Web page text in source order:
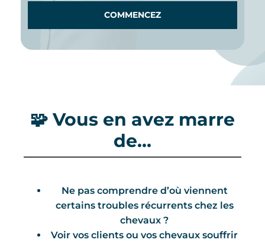
COMMENCEZ
🧩 Vous en avez marre
de…
Ne pas comprendre d’où viennent
certains troubles récurrents chez les
chevaux ?
Voir vos clients ou vos chevaux souffrir